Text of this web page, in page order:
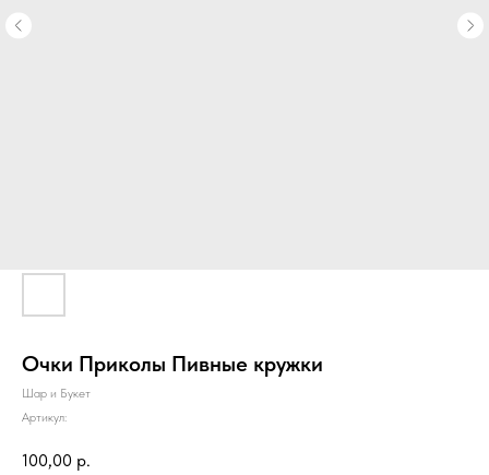
Очки Приколы Пивные кружки
Шар и Букет
Артикул:
100,00 р.